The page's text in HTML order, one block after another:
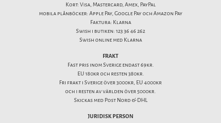
Kort: Visa, Mastercard, Amex, PayPal
mobila plånböcker: Apple Pay, Google Pay och Amazon Pay
Faktura: Klarna
Swish i butiken: 123 36 46 262
Swish online med Klarna
FRAKT
Fast pris inom Sverige endast 69kr.
EU 180kr och resten 380kr.
Fri frakt i Sverige över 3000kr, EU 4000kr
och i resten av världen över 5000kr.
Skickas med Post Nord & DHL
JURIDISK PERSON